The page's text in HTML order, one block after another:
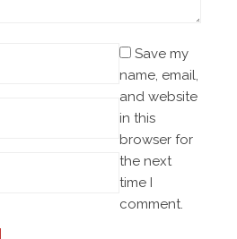
Save my
name, email,
and website
in this
browser for
the next
time I
comment.